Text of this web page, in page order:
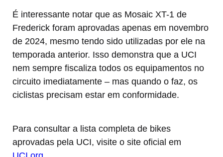
É interessante notar que as Mosaic XT-1 de
Frederick foram aprovadas apenas em novembro
de 2024, mesmo tendo sido utilizadas por ele na
temporada anterior. Isso demonstra que a UCI
nem sempre fiscaliza todos os equipamentos no
circuito imediatamente – mas quando o faz, os
ciclistas precisam estar em conformidade.
Para consultar a lista completa de bikes
aprovadas pela UCI, visite o site oficial em